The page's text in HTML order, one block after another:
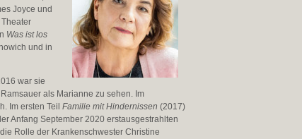
Joyce und
Was ist los
und in
war sie
als Marianne zu sehen. Im
Im ersten Teil Familie mit Hindernissen (2017)
Anfang September 2020 erstausgestrahlten
Rolle der Krankenschwester Christine